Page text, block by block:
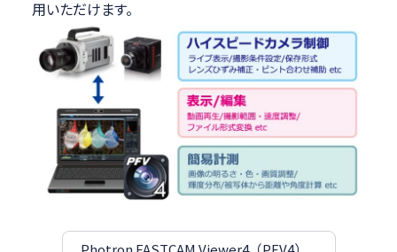
用いただけます。